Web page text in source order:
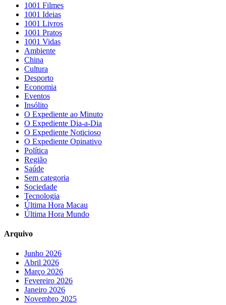
1001 Filmes
1001 Ideias
1001 Livros
1001 Pratos
1001 Vidas
Ambiente
China
Cultura
Desporto
Economia
Eventos
Insólito
O Expediente ao Minuto
O Expediente Dia-a-Dia
O Expediente Noticioso
O Expediente Opinativo
Política
Região
Saúde
Sem categoria
Sociedade
Tecnologia
Última Hora Macau
Última Hora Mundo
Arquivo
Junho 2026
Abril 2026
Março 2026
Fevereiro 2026
Janeiro 2026
Novembro 2025